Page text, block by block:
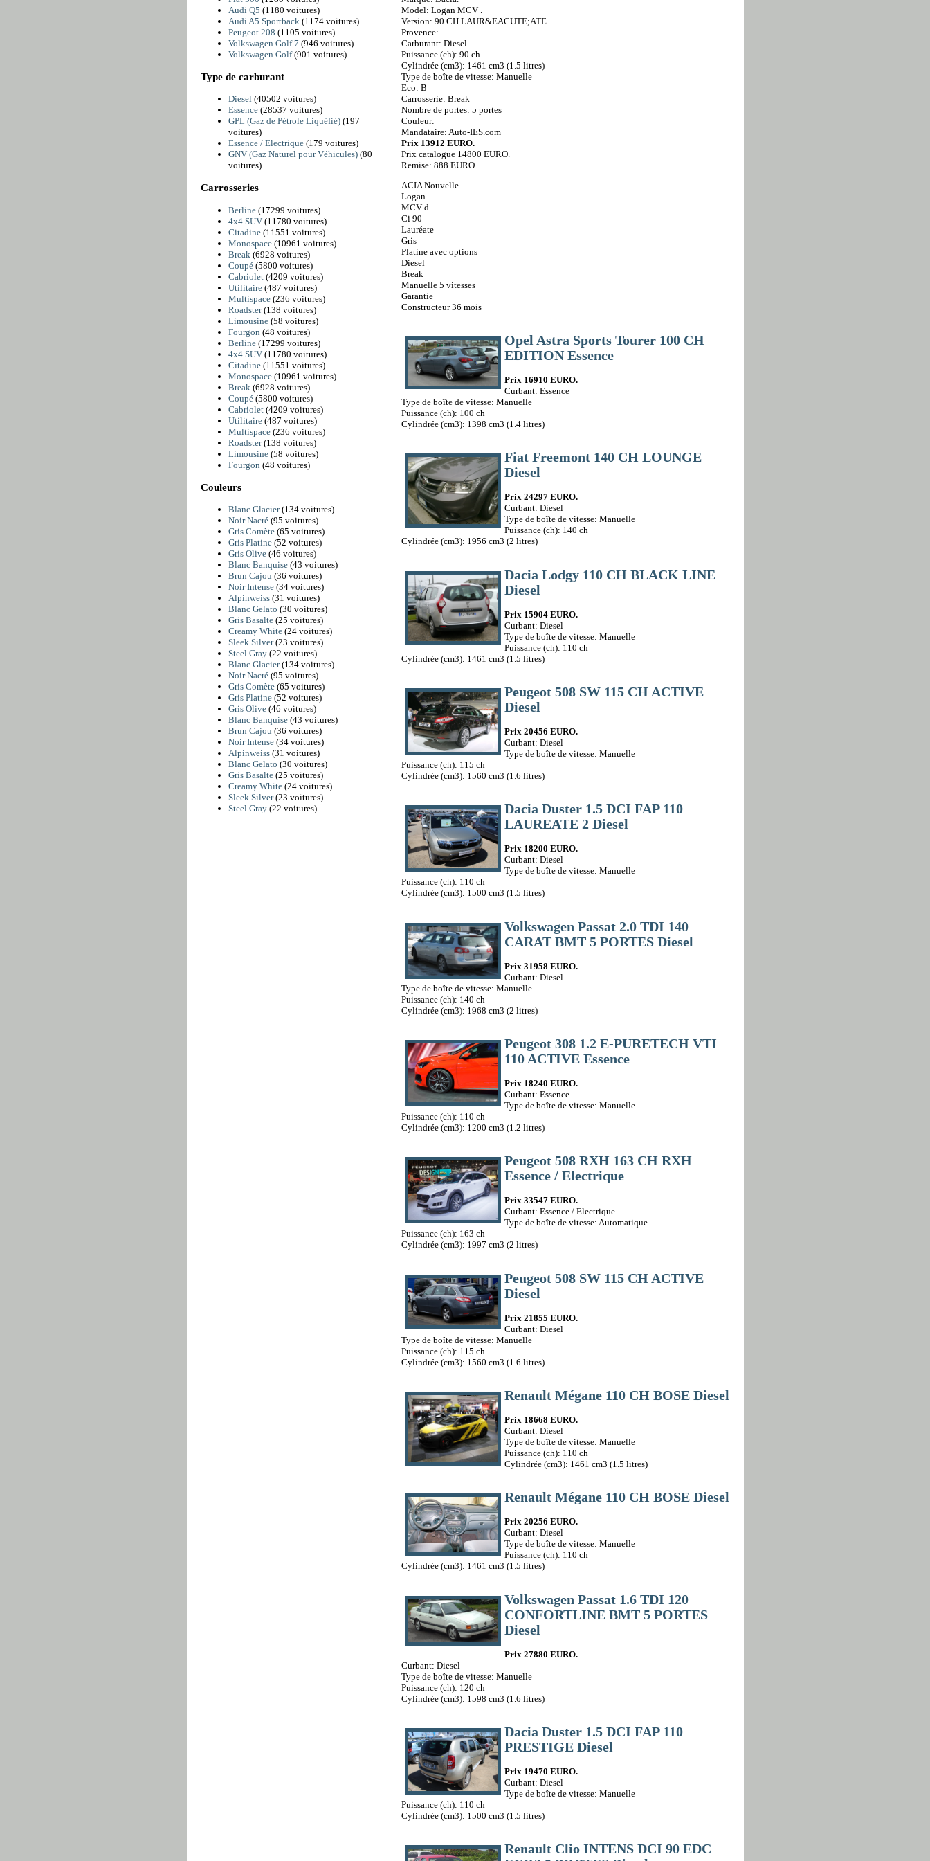
Model: Logan MCV .
Version: 90 CH LAUR&EACUTE;ATE.
Provence:
Carburant: Diesel
Puissance (ch): 90 ch
Cylindrée (cm3): 1461 cm3 (1.5 litres)
Type de boîte de vitesse: Manuelle
Eco: B
Carrosserie: Break
Nombre de portes: 5 portes
Couleur:
Mandataire: Auto-IES.com
Prix 13912 EURO.
Prix catalogue 14800 EURO.
Remise: 888 EURO.
ACIA Nouvelle
Logan
MCV d
Ci 90
Lauréate
Gris
Platine avec options
Diesel
Break
Manuelle 5 vitesses
Garantie
Constructeur 36 mois
Opel Astra Sports Tourer 100 CH
EDITION Essence
Prix 16910 EURO.
Curbant: Essence
Type de boîte de vitesse: Manuelle
Puissance (ch): 100 ch
Cylindrée (cm3): 1398 cm3 (1.4 litres)
Fiat Freemont 140 CH LOUNGE
Diesel
Prix 24297 EURO.
Curbant: Diesel
Type de boîte de vitesse: Manuelle
Puissance (ch): 140 ch
Cylindrée (cm3): 1956 cm3 (2 litres)
Dacia Lodgy 110 CH BLACK LINE
Diesel
Prix 15904 EURO.
Curbant: Diesel
Type de boîte de vitesse: Manuelle
Puissance (ch): 110 ch
Cylindrée (cm3): 1461 cm3 (1.5 litres)
Peugeot 508 SW 115 CH ACTIVE
Diesel
Prix 20456 EURO.
Curbant: Diesel
Type de boîte de vitesse: Manuelle
Puissance (ch): 115 ch
Cylindrée (cm3): 1560 cm3 (1.6 litres)
Dacia Duster 1.5 DCI FAP 110
LAUREATE 2 Diesel
Prix 18200 EURO.
Curbant: Diesel
Type de boîte de vitesse: Manuelle
Puissance (ch): 110 ch
Cylindrée (cm3): 1500 cm3 (1.5 litres)
Volkswagen Passat 2.0 TDI 140
CARAT BMT 5 PORTES Diesel
Prix 31958 EURO.
Curbant: Diesel
Type de boîte de vitesse: Manuelle
Puissance (ch): 140 ch
Cylindrée (cm3): 1968 cm3 (2 litres)
Peugeot 308 1.2 E-PURETECH VTI
110 ACTIVE Essence
Prix 18240 EURO.
Curbant: Essence
Type de boîte de vitesse: Manuelle
Puissance (ch): 110 ch
Cylindrée (cm3): 1200 cm3 (1.2 litres)
Peugeot 508 RXH 163 CH RXH
Essence / Electrique
Prix 33547 EURO.
Curbant: Essence / Electrique
Type de boîte de vitesse: Automatique
Puissance (ch): 163 ch
Cylindrée (cm3): 1997 cm3 (2 litres)
Peugeot 508 SW 115 CH ACTIVE
Diesel
Prix 21855 EURO.
Curbant: Diesel
Type de boîte de vitesse: Manuelle
Puissance (ch): 115 ch
Cylindrée (cm3): 1560 cm3 (1.6 litres)
Renault Mégane 110 CH BOSE Diesel
Prix 18668 EURO.
Curbant: Diesel
Type de boîte de vitesse: Manuelle
Puissance (ch): 110 ch
Cylindrée (cm3): 1461 cm3 (1.5 litres)
Renault Mégane 110 CH BOSE Diesel
Prix 20256 EURO.
Curbant: Diesel
Type de boîte de vitesse: Manuelle
Puissance (ch): 110 ch
Cylindrée (cm3): 1461 cm3 (1.5 litres)
Volkswagen Passat 1.6 TDI 120
CONFORTLINE BMT 5 PORTES
Diesel
Prix 27880 EURO.
Curbant: Diesel
Type de boîte de vitesse: Manuelle
Puissance (ch): 120 ch
Cylindrée (cm3): 1598 cm3 (1.6 litres)
Dacia Duster 1.5 DCI FAP 110
PRESTIGE Diesel
Prix 19470 EURO.
Curbant: Diesel
Type de boîte de vitesse: Manuelle
Puissance (ch): 110 ch
Cylindrée (cm3): 1500 cm3 (1.5 litres)
Renault Clio INTENS DCI 90 EDC
Audi Q5 (1180 voitures)
Audi A5 Sportback (1174 voitures)
Peugeot 208 (1105 voitures)
Volkswagen Golf 7 (946 voitures)
Volkswagen Golf(901 voitures)
Type de carburant
Diesel(40502 voitures)
Essence(28537 voitures)
GPL (Gaz de Pétrole Liquéfié)(197
voitures)
Essence / Electrique(179 voitures)
GNV (Gaz Naturel pour Véhicules)(80
voitures)
Carrosseries
Berline(17299 voitures)
4x4 SUV(11780 voitures)
Citadine(11551 voitures)
Monospace(10961 voitures)
Break (6928 voitures)
Coupé(5800 voitures)
Cabriolet(4209 voitures)
Utilitaire(487 voitures)
Multispace(236 voitures)
Roadster(138 voitures)
Limousine(58 voitures)
Fourgon (48 voitures)
Berline(17299 voitures)
4x4 SUV(11780 voitures)
Citadine(11551 voitures)
Monospace(10961 voitures)
Break (6928 voitures)
Coupé(5800 voitures)
Cabriolet(4209 voitures)
Utilitaire(487 voitures)
Multispace(236 voitures)
Roadster(138 voitures)
Limousine(58 voitures)
Fourgon (48 voitures)
Couleurs
Blanc Glacier(134 voitures)
Noir Nacré(95 voitures)
Gris Comète(65 voitures)
Gris Platine(52 voitures)
Gris Olive(46 voitures)
Blanc Banquise(43 voitures)
Brun Cajou (36 voitures)
Noir Intense(34 voitures)
Alpinweiss(31 voitures)
Blanc Gelato (30 voitures)
Gris Basalte(25 voitures)
Creamy White(24 voitures)
Sleek Silver(23 voitures)
Steel Gray(22 voitures)
Blanc Glacier(134 voitures)
Noir Nacré(95 voitures)
Gris Comète(65 voitures)
Gris Platine(52 voitures)
Gris Olive(46 voitures)
Blanc Banquise(43 voitures)
Brun Cajou (36 voitures)
Noir Intense(34 voitures)
Alpinweiss(31 voitures)
Blanc Gelato (30 voitures)
Gris Basalte(25 voitures)
Creamy White(24 voitures)
Sleek Silver(23 voitures)
Steel Gray(22 voitures)